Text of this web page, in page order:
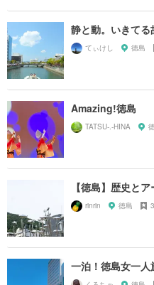
静と動。いきて
てぃけし 徳島
Amazing!徳島
TATSU-.-HINA
【徳島】歴史と
rinrin 徳島 3
一泊！徳島女一人